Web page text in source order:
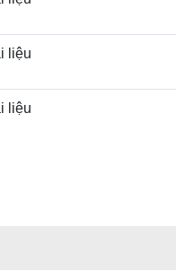
liệu
liệu